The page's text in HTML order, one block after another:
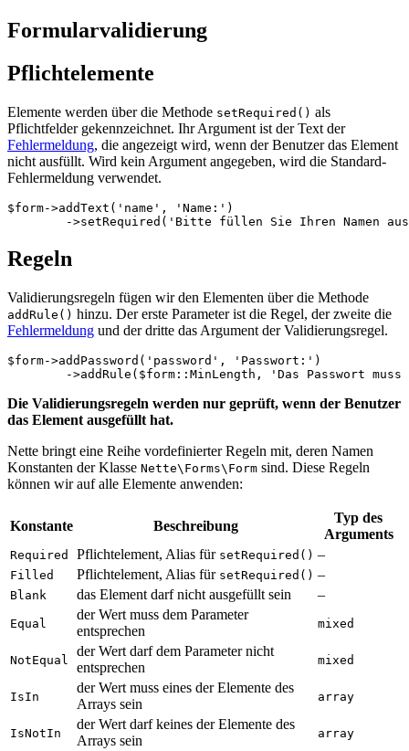
Formularvalidierung
Pflichtelemente
Elemente werden über die Methode setRequired() als
Pflichtfelder gekennzeichnet. Ihr Argument ist der Text der
Fehlermeldung, die angezeigt wird, wenn der Benutzer das Element
nicht ausfüllt. Wird kein Argument angegeben, wird die Standard-
Fehlermeldung verwendet.
$form->addText('name', 'Name:')
Regeln
Validierungsregeln fügen wir den Elementen über die Methode
addRule() hinzu. Der erste Parameter ist die Regel, der zweite die
Fehlermeldung und der dritte das Argument der Validierungsregel.
$form->addPassword('password', 'Passwort:')
Die Validierungsregeln werden nur geprüft, wenn der Benutzer
das Element ausgefüllt hat.
Nette bringt eine Reihe vordefinierter Regeln mit, deren Namen
Konstanten der Klasse Nette\Forms\Form sind. Diese Regeln
können wir auf alle Elemente anwenden:
Konstante Beschreibung
Typ des
Arguments
Required Pflichtelement, Alias für setRequired() –
Filled Pflichtelement, Alias für setRequired() –
Blank das Element darf nicht ausgefüllt sein –
Equal
der Wert muss dem Parameter
entsprechen
mixed
NotEqual
der Wert darf dem Parameter nicht
entsprechen
mixed
IsIn
der Wert muss eines der Elemente des
Arrays sein
array
IsNotIn
der Wert darf keines der Elemente des
Arrays sein
array